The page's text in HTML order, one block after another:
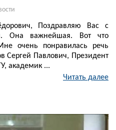
Поздравляю Вас с
Она важнейшая. Вот что
очень понравилась речь
Сергей Павлович, Президент
академик ...
Читать далее